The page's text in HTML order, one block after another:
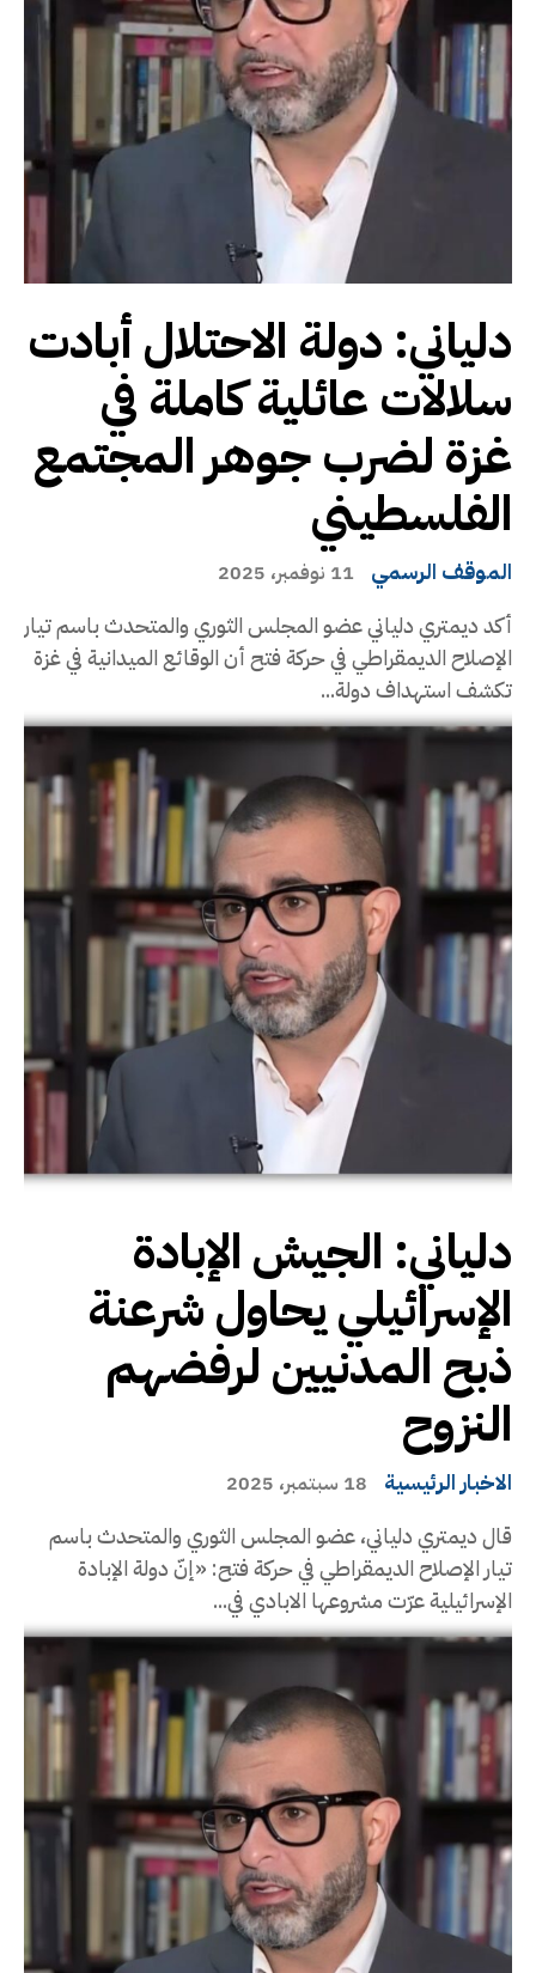
دلياني: دولة الاحتلال أبادت
سلالات عائلية كاملة في
غزة لضرب جوهر المجتمع
الفلسطيني
الموقف الرسمي 11 نوفمبر، 2025
أكد ديمتري دلياني عضو المجلس الثوري والمتحدث باسم تيار
الإصلاح الديمقراطي في حركة فتح أن الوقائع الميدانية في غزة
تكشف استهداف دولة...
دلياني: الجيش الإبادة
الإسرائيلي يحاول شرعنة
ذبح المدنيين لرفضهم
النزوح
الاخبار الرئيسية 18 سبتمبر، 2025
قال ديمتري دلياني، عضو المجلس الثوري والمتحدث باسم
تيار الإصلاح الديمقراطي في حركة فتح: «إنّ دولة الإبادة
الإسرائيلية عرّت مشروعها الابادي في...